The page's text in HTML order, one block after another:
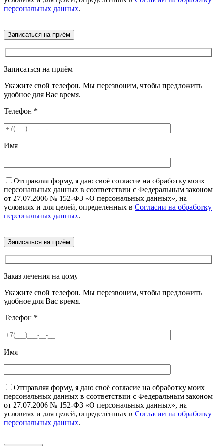
персональных данных.
Записаться на приём
Укажите свой телефон. Мы перезвоним, чтобы предложить
удобное для Вас время.
Телефон *
Имя
Отправляя форму, я даю своё согласие на обработку моих
персональных данных в соответствии с Федеральным законом
от 27.07.2006 № 152-ФЗ «О персональных данных», на
условиях и для целей, определённых в Согласии на обработку
персональных данных.
Заказ лечения на дому
Укажите свой телефон. Мы перезвоним, чтобы предложить
удобное для Вас время.
Телефон *
Имя
Отправляя форму, я даю своё согласие на обработку моих
персональных данных в соответствии с Федеральным законом
от 27.07.2006 № 152-ФЗ «О персональных данных», на
условиях и для целей, определённых в Согласии на обработку
персональных данных.